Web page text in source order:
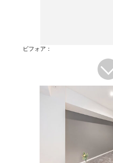
ビフォア：